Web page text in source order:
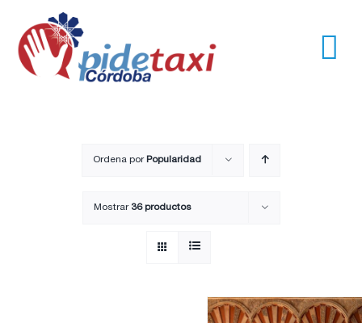
contenido
Ordena por Popularidad
Mostrar 36 productos